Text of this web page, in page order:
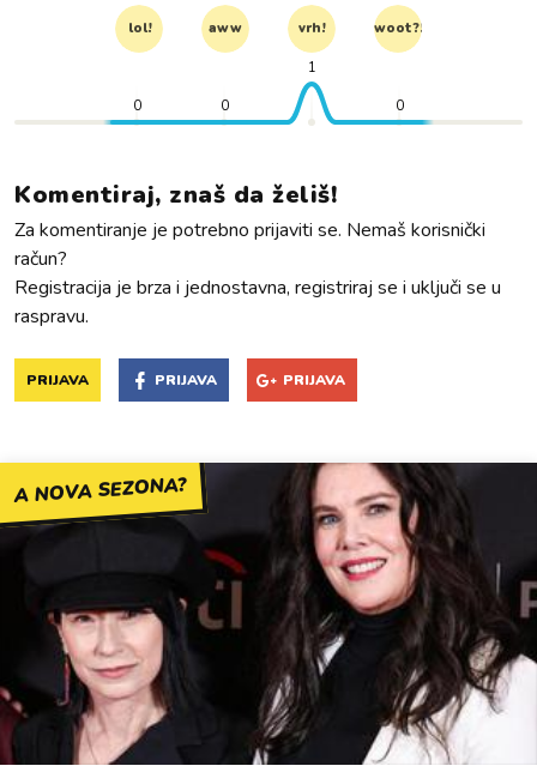
lol! aww vrh! woot?!
0 0
1
0
Komentiraj, znaš da želiš!
Za komentiranje je potrebno prijaviti se. Nemaš korisnički
račun?
Registracija je brza i jednostavna, registriraj se i uključi se u
raspravu.
PRIJAVA PRIJAVA PRIJAVA
A NOVA SEZONA?